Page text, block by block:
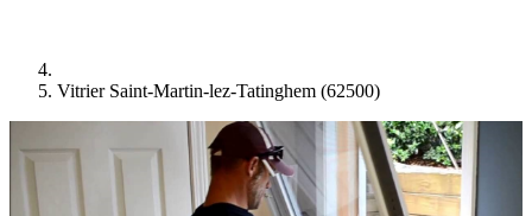
Vitrier Saint-Martin-lez-Tatinghem (62500)